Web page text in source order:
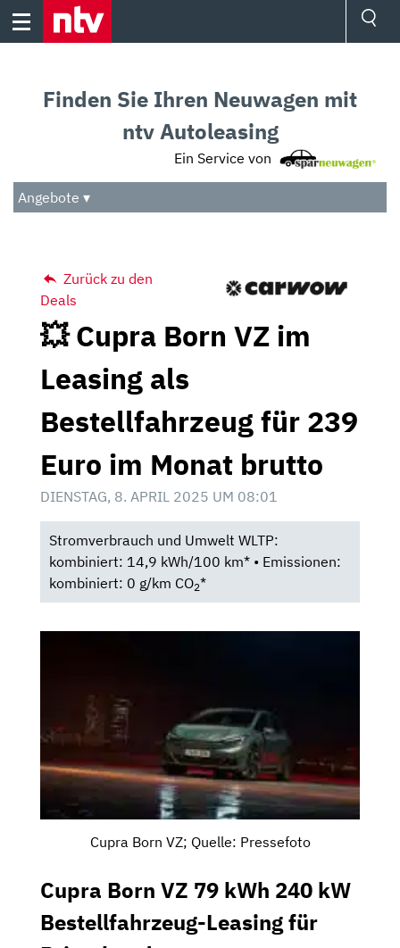
Skip
Audio
Das Beste
Finden Sie Ihren Neuwagen mit
ntv Autoleasing
Ein Service von
Angebote ▾
Zurück zu den
Deals
💥 Cupra Born VZ im
Leasing als
Bestellfahrzeug für 239
Euro im Monat brutto
DIENSTAG, 8. APRIL 2025 UM 08:01
Stromverbrauch und Umwelt WLTP:
kombiniert: 14,9 kWh/100 km* • Emissionen:
kombiniert: 0 g/km CO2*
Cupra Born VZ; Quelle: Pressefoto
Cupra Born VZ 79 kWh 240 kW
Bestellfahrzeug-Leasing für